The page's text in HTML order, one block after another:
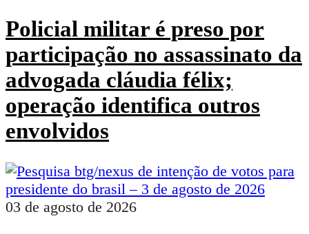
Policial militar é preso por
participação no assassinato da
advogada cláudia félix;
operação identifica outros
envolvidos
03 de agosto de 2026